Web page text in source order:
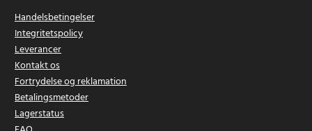
Handelsbetingelser
Integritetspolicy
Leverancer
Kontakt os
Fortrydelse og reklamation
Betalingsmetoder
Lagerstatus